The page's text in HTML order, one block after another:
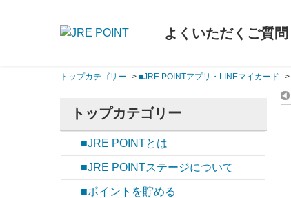
よくいただくご質問
トップカテゴリー > ■JRE POINTアプリ・LINEマイカード >
トップカテゴリー
■JRE POINTとは
■JRE POINTステージについて
■ポイントを貯める